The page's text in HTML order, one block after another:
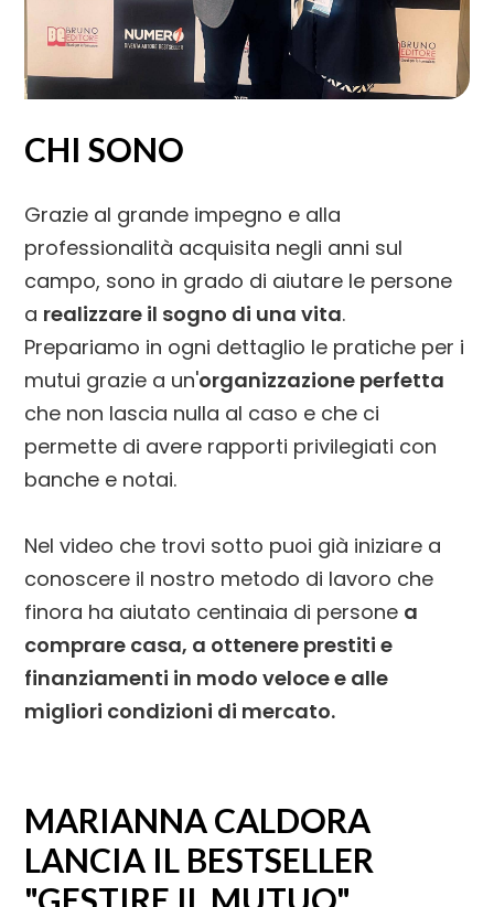
CHI SONO
Grazie al grande impegno e alla
professionalità acquisita negli anni sul
campo, sono in grado di aiutare le persone
a realizzare il sogno di una vita.
Prepariamo in ogni dettaglio le pratiche per i
mutui grazie a un'organizzazione perfetta
che non lascia nulla al caso e che ci
permette di avere rapporti privilegiati con
banche e notai.
Nel video che trovi sotto puoi già iniziare a
conoscere il nostro metodo di lavoro che
finora ha aiutato centinaia di persone a
comprare casa, a ottenere prestiti e
finanziamenti in modo veloce e alle
migliori condizioni di mercato.
MARIANNA CALDORA
LANCIA IL BESTSELLER